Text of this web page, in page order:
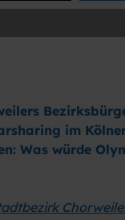
im
Was würde